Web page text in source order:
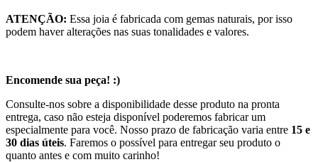
ATENÇÃO: Essa joia é fabricada com gemas naturais, por isso
podem haver alterações nas suas tonalidades e valores.
Encomende sua peça! :)
Consulte-nos sobre a disponibilidade desse produto na pronta
entrega, caso não esteja disponível poderemos fabricar um
especialmente para você. Nosso prazo de fabricação varia entre 15 e
30 dias úteis. Faremos o possível para entregar seu produto o
quanto antes e com muito carinho!